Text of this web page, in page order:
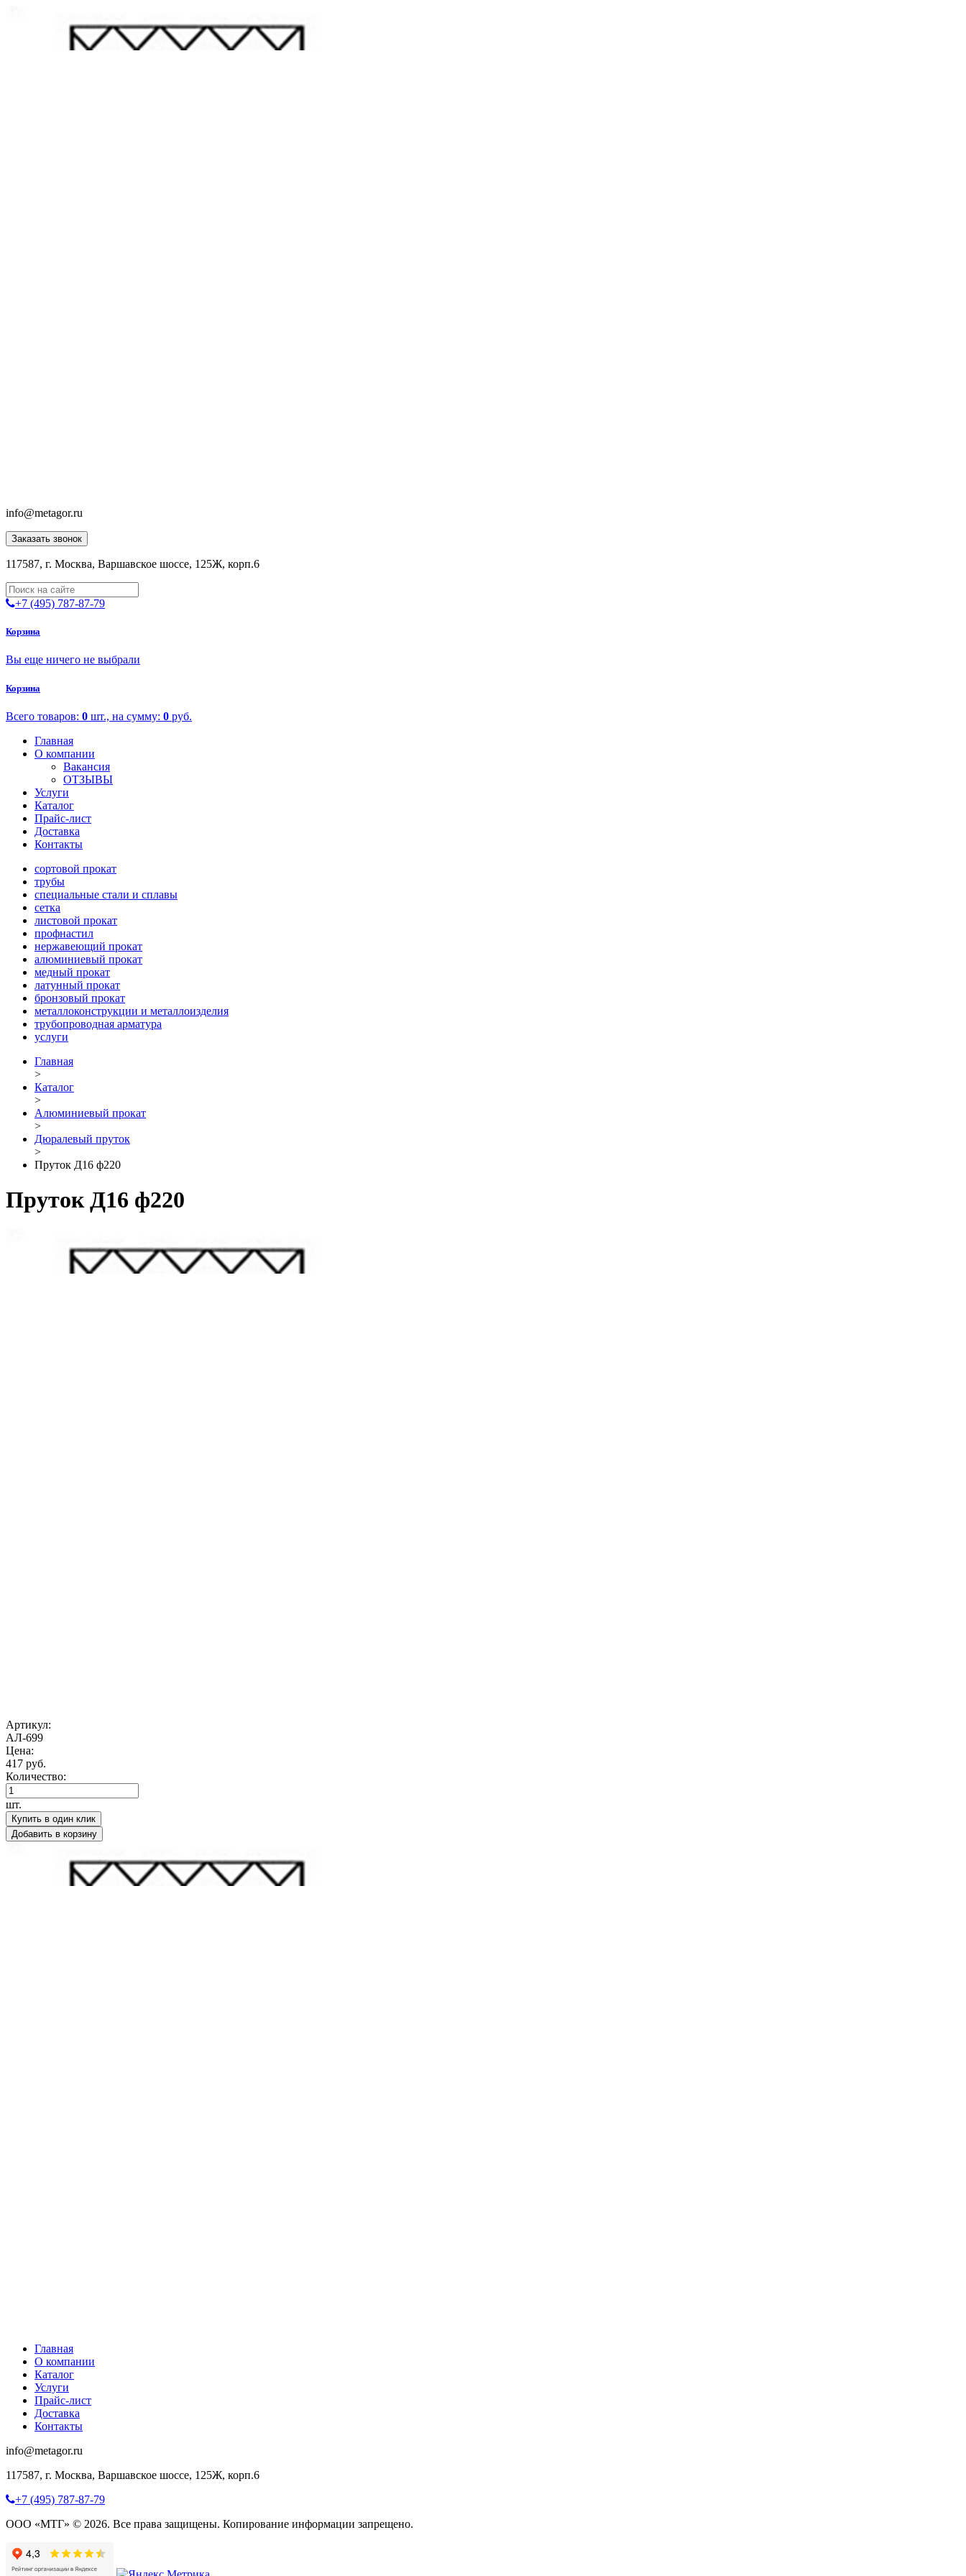
info@metagor.ru
Заказать звонок
117587, г. Москва, Варшавское шоссе, 125Ж, корп.6
+7 (495) 787-87-79
Корзина
Вы еще ничего не выбрали
Корзина
Всего товаров: 0 шт., на сумму: 0 руб.
Главная
О компании
Вакансия
ОТЗЫВЫ
Услуги
Каталог
Прайс-лист
Доставка
Контакты
сортовой прокат
трубы
специальные стали и сплавы
сетка
листовой прокат
профнастил
нержавеющий прокат
алюминиевый прокат
медный прокат
латунный прокат
бронзовый прокат
металлоконструкции и металлоизделия
трубопроводная арматура
услуги
Главная
>
Каталог
>
Алюминиевый прокат
>
Дюралевый пруток
>
Пруток Д16 ф220
Пруток Д16 ф220
Артикул:
АЛ-699
Цена:
417 руб.
Количество:
шт.
Купить в один клик
Добавить в корзину
Главная
О компании
Каталог
Услуги
Прайс-лист
Доставка
Контакты
info@metagor.ru
117587, г. Москва, Варшавское шоссе, 125Ж, корп.6
+7 (495) 787-87-79
ООО «МТГ» © 2026. Все права защищены. Копирование информации запрещено.